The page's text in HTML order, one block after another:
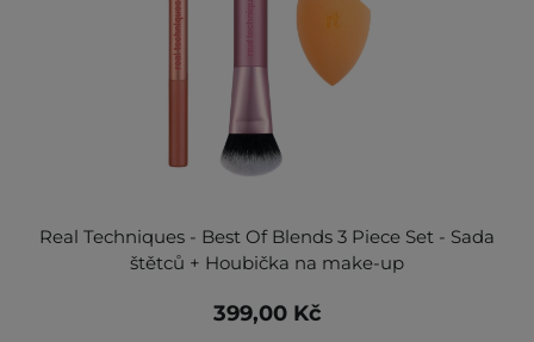
Real Techniques - Best Of Blends 3 Piece Set - Sada
štětců + Houbička na make-up
399,00 Kč